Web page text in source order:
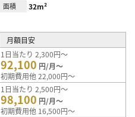
面積 32m²
月額目安
1日当たり 2,300円～
92,100 円/月～
初期費用他 22,000円～
1日当たり 2,500円～
98,100 円/月～
初期費用他 16,500円～